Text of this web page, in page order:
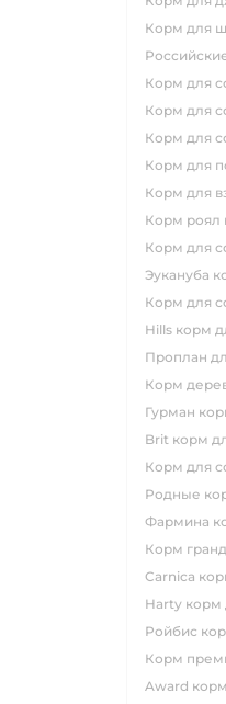
корм для
корм для
корм для
корм для
корм для
корм для
корм
корм для
эукануба
корм для
hills корм
проплан
корм
гурман
brit корм
корм для
родные
фармина
корм
carnica
harty
ройбис
корм
award